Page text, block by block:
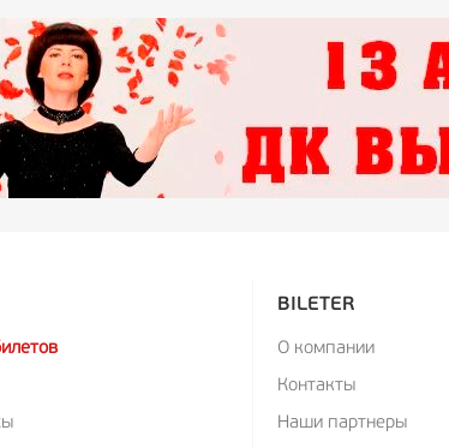
BILETER
О компании
Контакты
Наши партнеры